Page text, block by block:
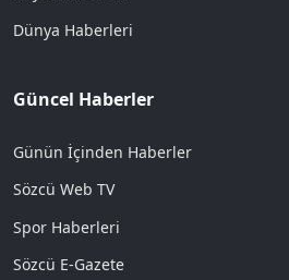
Dünya Haberleri
Güncel Haberler
Günün İçinden Haberler
Sözcü Web TV
Spor Haberleri
Sözcü E-Gazete